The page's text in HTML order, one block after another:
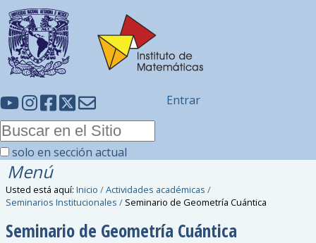
solo en sección actual
Entrar
Menú
Usted está aquí: Inicio /Actividades académicas /
Seminarios Institucionales / Seminario de Geometría Cuántica
Seminario de Geometría Cuántica